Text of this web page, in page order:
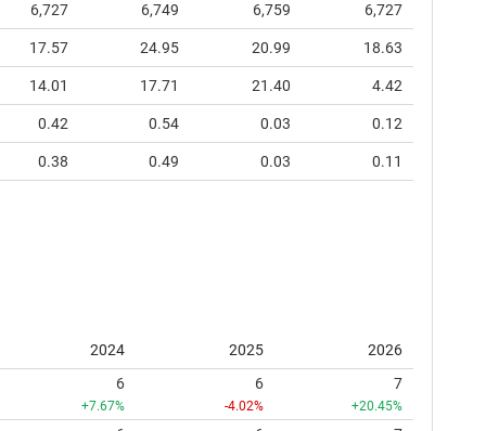
6,727 6,749 6,759 6,727
17.57 24.95 20.99 18.63
14.01 17.71 21.40 4.42
0.42 0.54 0.03 0.12
0.38 0.49 0.03 0.11
2024 2025
2026
6
+7.67%
6
-4.02%
7
+20.45%